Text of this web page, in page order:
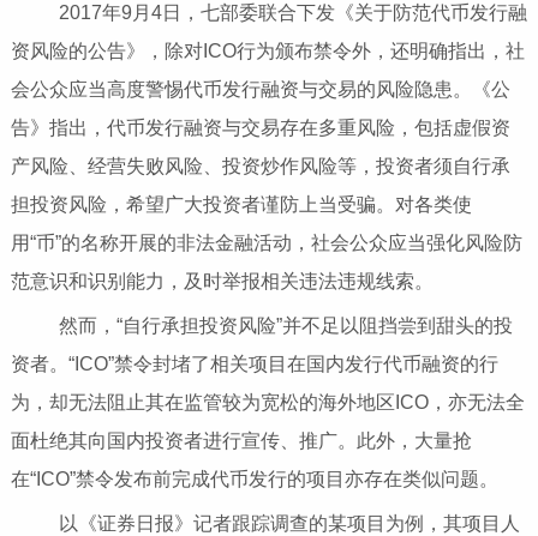
2017年9月4日，七部委联合下发《关于防范代币发行融
资风险的公告》，除对ICO行为颁布禁令外，还明确指出，社
会公众应当高度警惕代币发行融资与交易的风险隐患。《公
告》指出，代币发行融资与交易存在多重风险，包括虚假资
产风险、经营失败风险、投资炒作风险等，投资者须自行承
担投资风险，希望广大投资者谨防上当受骗。对各类使
用“币”的名称开展的非法金融活动，社会公众应当强化风险防
范意识和识别能力，及时举报相关违法违规线索。
然而，“自行承担投资风险”并不足以阻挡尝到甜头的投
资者。“ICO”禁令封堵了相关项目在国内发行代币融资的行
为，却无法阻止其在监管较为宽松的海外地区ICO，亦无法全
面杜绝其向国内投资者进行宣传、推广。此外，大量抢
在“ICO”禁令发布前完成代币发行的项目亦存在类似问题。
以《证券日报》记者跟踪调查的某项目为例，其项目人